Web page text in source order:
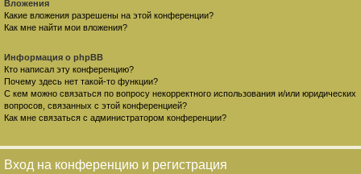
Вложения
Какие вложения разрешены на этой конференции?
Как мне найти мои вложения?
Информация о phpBB
Кто написал эту конференцию?
Почему здесь нет такой-то функции?
С кем можно связаться по вопросу некорректного использования и/или юридических
вопросов, связанных с этой конференцией?
Как мне связаться с администратором конференции?
Вход на конференцию и регистрация